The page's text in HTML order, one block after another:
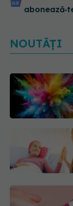
NOUTĂȚI